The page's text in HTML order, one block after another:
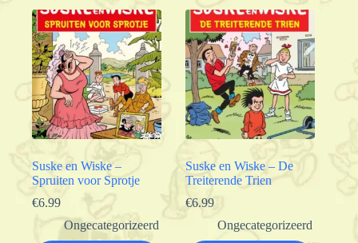
Suske en Wiske –
Spruiten voor Sprotje
€6.99
Ongecategorizeerd
Suske en Wiske – De
Treiterende Trien
€6.99
Ongecategorizeerd